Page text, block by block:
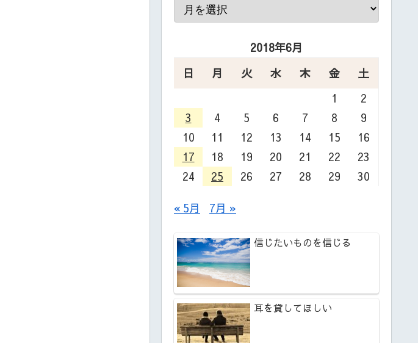
2018年6月
日
月 火 水 木 金
土
1
2
3
4 5 6 7 8
9
10
11 12 13 14 15
16
17
18 19 20 21 22
23
24
25 26 27 28 29 30
« 5月 7月 »
信じたいものを信じる
耳を貸してほしい